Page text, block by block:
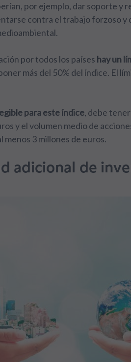
por ejemplo, dar soporte y
contra el trabajo forzoso y
por todos los países hay un
más del 50% del índice. El
para este índice, debe
y el volumen medio de
3 millones de euros.
adicional de